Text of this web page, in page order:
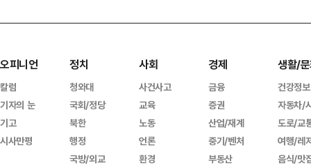
오피니언
칼럼
기자의 눈
기고
시사만평
정치
청와대
국회/정당
북한
행정
국방/외교
사회
사건사고
교육
노동
언론
환경
경제
금융
증권
산업/재계
중기/벤처
부동산
생활/
건강정보
자동차/
도로/교
여행/레
음식/맛